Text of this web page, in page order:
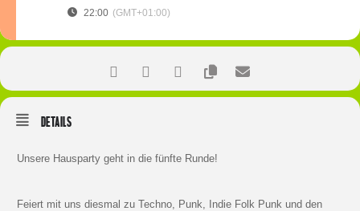
22:00 (GMT+01:00)
Details
Unsere Hausparty geht in die fünfte Runde!
Feiert mit uns diesmal zu Techno, Punk, Indie Folk Punk und den